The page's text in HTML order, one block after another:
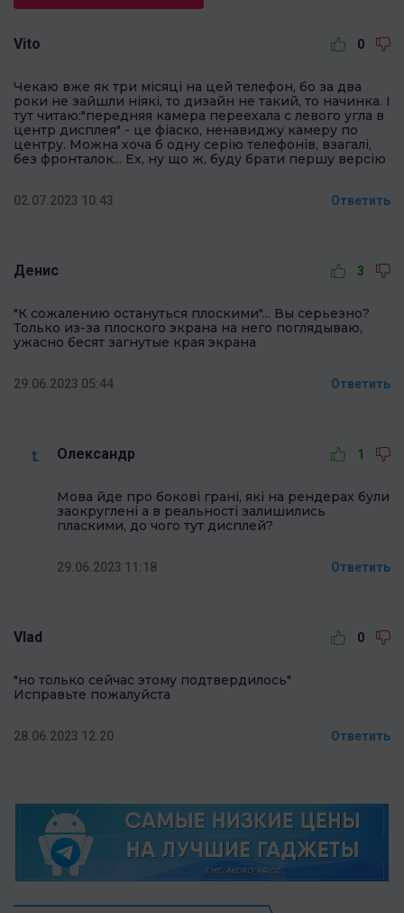
Vito 0
Чекаю вже як три місяці на цей телефон, бо за два
роки не зайшли ніякі, то дизайн не такий, то начинка. І
тут читаю:"передняя камера переехала с левого угла в
центр дисплея" - це фіаско, ненавиджу камеру по
центру. Можна хоча б одну серію телефонів, взагалі,
без фронталок... Ех, ну що ж, буду брати першу версію
02.07.2023 10:43 Ответить
Денис 3
"К сожалению остануться плоскими"... Вы серьезно?
Только из-за плоского экрана на него поглядываю,
ужасно бесят загнутые края экрана
29.06.2023 05:44 Ответить
Олександр 1
Мова йде про бокові грані, які на рендерах були
заокруглені а в реальності залишились
пласкими, до чого тут дисплей?
29.06.2023 11:18 Ответить
Vlad 0
"но только сейчас этому подтвердилось"
Исправьте пожалуйста
28.06.2023 12:20 Ответить